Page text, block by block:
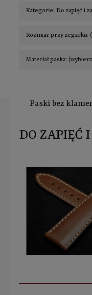
Kategorie: Do zapięć i
Rozmiar przy zegarku:
Materiał paska:
Paski bez
DO ZAPIĘĆ